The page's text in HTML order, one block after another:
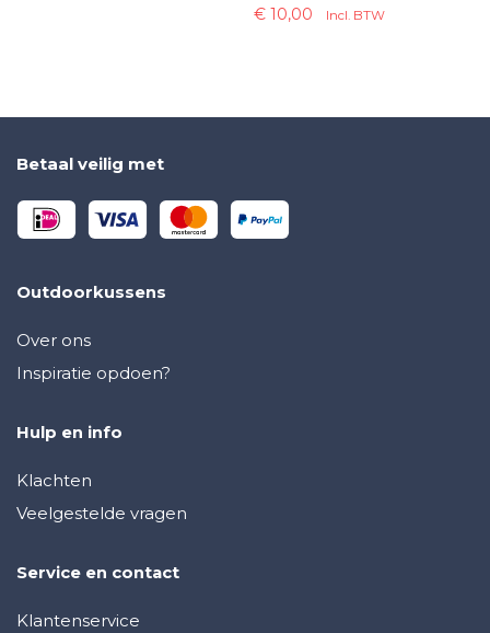
€10,00 Incl. BTW
Betaal veilig met
Outdoorkussens
Over ons
Inspiratie opdoen?
Hulp en info
Klachten
Veelgestelde vragen
Service en contact
Klantenservice